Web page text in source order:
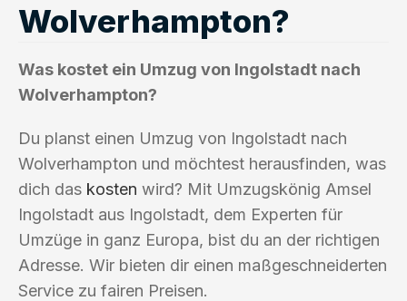
Wolverhampton?
Was kostet ein Umzug von Ingolstadt nach
Wolverhampton?
Du planst einen Umzug von Ingolstadt nach
Wolverhampton und möchtest herausfinden, was
dich das kosten wird? Mit Umzugskönig Amsel
Ingolstadt aus Ingolstadt, dem Experten für
Umzüge in ganz Europa, bist du an der richtigen
Adresse. Wir bieten dir einen maßgeschneiderten
Service zu fairen Preisen.